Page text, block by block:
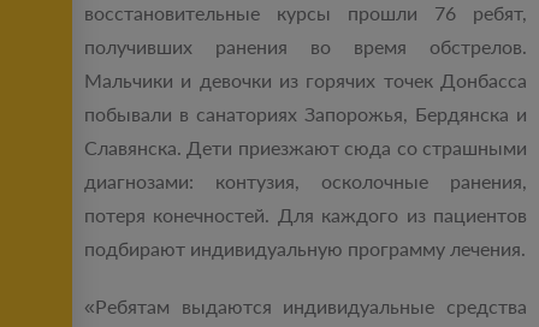
восстановительные курсы прошли 76 ребят,
получивших ранения во время обстрелов.
Мальчики и девочки из горячих точек Донбасса
побывали в санаториях Запорожья, Бердянска и
Славянска. Дети приезжают сюда со страшными
диагнозами: контузия, осколочные ранения,
потеря конечностей. Для каждого из пациентов
подбирают индивидуальную программу лечения.
«Ребятам выдаются индивидуальные средства